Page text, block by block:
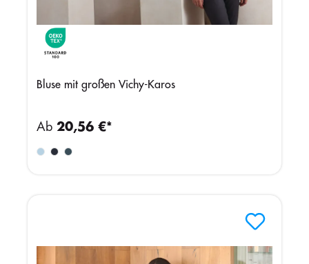
Bluse mit großen Vichy-Karos
Ab 20,56 €*